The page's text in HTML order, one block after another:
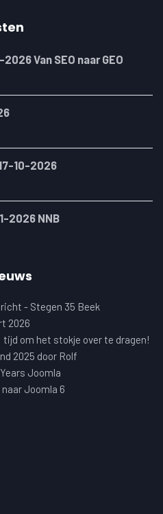
Van SEO naar GEO
10-2026
2026 NNB
- Stegen 35 Beek
2026
tijd om het stokje over te dragen!
2025 door Rolf
Joomla
Joomla 6